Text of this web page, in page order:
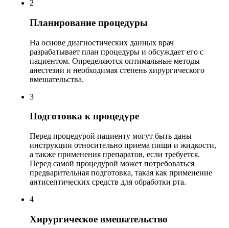
2
Планирование процедуры
На основе диагностических данных врач
разрабатывает план процедуры и обсуждает его с
пациентом. Определяются оптимальные методы
анестезии и необходимая степень хирургического
вмешательства.
3
Подготовка к процедуре
Перед процедурой пациенту могут быть даны
инструкции относительно приема пищи и жидкости,
а также применения препаратов, если требуется.
Перед самой процедурой может потребоваться
предварительная подготовка, такая как применение
антисептических средств для обработки рта.
4
Хирургическое вмешательство